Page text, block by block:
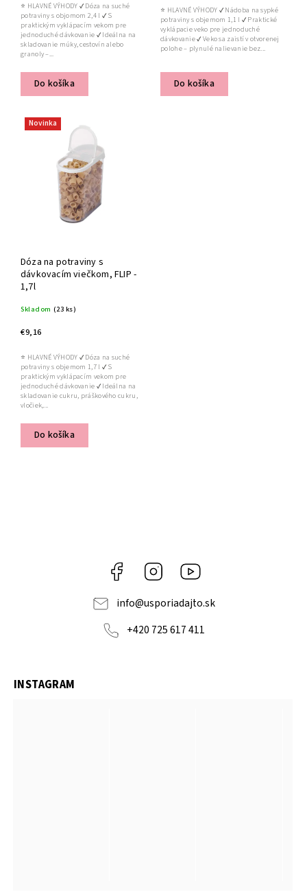
Do košíka
⭐ HLAVNÉ VÝHODY ✔ Dóza na suché
potraviny s objomom 2,4 l ✔ S
praktickým vyklápacím vekom pre
jednoduché dávkovanie ✔ Ideálna na
skladovanie múky, cestovín alebo
granoly –...
Do košíka
⭐ HLAVNÉ VÝHODY ✔ Nádoba na sypké
potraviny s objemom 1,1 l ✔ Praktické
vyklápacie veko pre jednoduché
dávkovanie ✔ Veko sa zaistí v otvorenej
polohe – plynulé nalievanie bez...
Novinka
Dóza na potraviny s
dávkovacím viečkom, FLIP -
1,7l
Skladom (23 ks)
€9,16
Do košíka
⭐ HLAVNÉ VÝHODY ✔ Dóza na suché
potraviny s objemom 1,7 l ✔ S
praktickým vyklápacím vekom pre
jednoduché dávkovanie ✔ Ideálna na
skladovanie cukru, práškového cukru,
vločiek,...
Facebook Instagram
info@usporiadajto.sk
+420 725 617 411
INSTAGRAM